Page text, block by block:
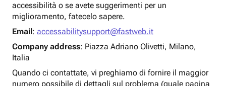
accessibilità o se avete suggerimenti per un
miglioramento, fatecelo sapere.
Email: accessabilitysupport@fastweb.it
Company address: Piazza Adriano Olivetti, Milano,
Italia
Quando ci contattate, vi preghiamo di fornire il maggior
numero possibile di dettagli sul problema (quale pagina